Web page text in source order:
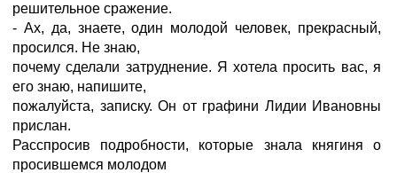
решительное сражение.
- Ах, да, знаете, один молодой человек, прекрасный,
просился. Не знаю,
почему сделали затруднение. Я хотела просить вас, я
его знаю, напишите,
пожалуйста, записку. Он от графини Лидии Ивановны
прислан.
Расспросив подробности, которые знала княгиня о
просившемся молодом